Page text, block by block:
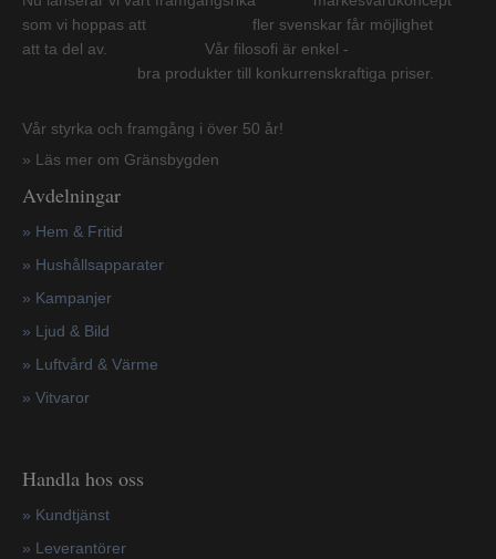
som vi hoppas att fler svenskar får möjlighet
att ta del av. Vår filosofi är enkel -
bra produkter till konkurrenskraftiga priser.
Vår styrka och framgång i över 50 år!
» Läs mer om Gränsbygden
Avdelningar
» Hem & Fritid
» Hushållsapparater
» Kampanjer
» Ljud & Bild
» Luftvård & Värme
» Vitvaror
Handla hos oss
» Kundtjänst
» Leverantörer